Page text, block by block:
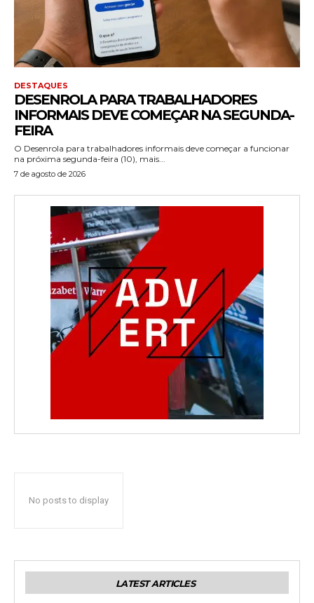
DESTAQUES
DESENROLA PARA TRABALHADORES
INFORMAIS DEVE COMEÇAR NA SEGUNDA-
FEIRA
O Desenrola para trabalhadores informais deve começar a funcionar
na próxima segunda-feira (10), mais...
7 de agosto de 2026
No posts to display
LATEST ARTICLES